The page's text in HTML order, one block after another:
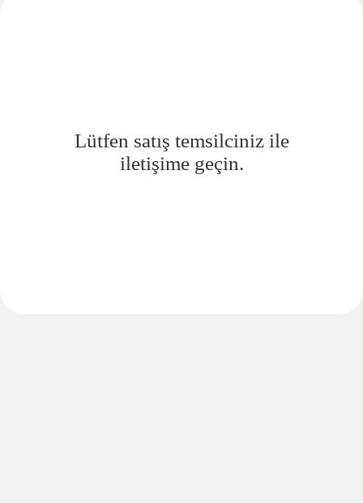
Lütfen satış temsilciniz ile
iletişime geçin.